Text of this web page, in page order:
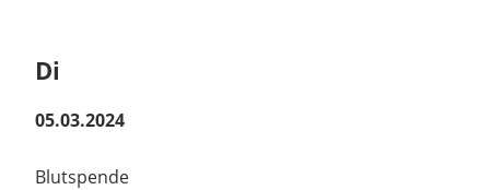
Di
05.03.2024
Blutspende